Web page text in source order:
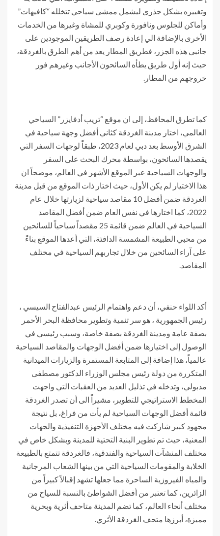
وتغييره بشكل جذرى ليشمل ممشى سياحي تتخلله “كافيهات”
وأماكن للجلوس ونافورة وكوبري للمشاة وغيرها من الخدمات
الأخرى بالإضافة الي إعادة رصف الطريقين الموجودين على
جانبى هذه الجزر، فطريق المطار يعد من أهم الطرق بالغردقة،
حيث إنه أول طريق يطأه السائحون الأجانب وغيرهم فور
خروجهم من المطار.
كما تطرق المحافظ، إلى ان موقع “تريب أدفايزر” السياحي
العالمي، اختار مدينة الغردقة كثاني أفضل وجهة سياحية في
الشرق الأوسط بعد دبي لعام 2023، طبقاً لوجهات السفر التي
يقصدها السائحون، بواسطة محرك البحث على السفر
والوجهات السياحية عبر الموقع الأشهر في العالم، موضحاً ان
هذا الاختيار لم يكن الأول، حيث اختار ذات الموقع من قبل مدينة
الغردقة ضمن أفضل 10 مقاصد سياحية لزيارتها خلال عام
2022، كما اختارها في نفس العام ضمن أفضل المقاصد
السياحية في العالم ضمن قائمة 25 مقصداً سياحياً للسائحين
من محبي الطبيعة المشمسة الدافئة، التي أعدها الموقع بناءً
على آراء السائحين من خلال تجاربهم السياحية في مختلف
المقاصد.
أكد اللواء حنفي، أن دعم واهتمام الرئيس عبدالفتاح السيسي ،
رئيس الجمهورية ، هو سر تنمية وتطوير محافظة البحر الأحمر
بصفة عامة ومدينة الغردقة بصفة خاصة، وسبب رئيسي في
الوصول إلى اختيارها ضمن أفضل الوجهات والمقاصد السياحية
عالمياً، هذا إضافة إلى المتابعة المستمرة والزيارات الميدانية
المتكررة من دولة رئيس مجلس الوزراء الدكتور مصطفى
مدبولي، وتدخله في تذليل العديد من العقبات التي واجهت
المخطط الاستراتيجي للتطوير، مشيراً الى أن تصدر الغردقة
قائمة أفضل الوجهات السياحية لم يأت من فراغ، بل نتيجة
مجهود كبير شاركت فيه مختلف الأجهزة التنفيذية والجهات
المعنية، حيث تم تطوير البنية التحتية للمدينة وبشكل خاص في
مختلف المنشآت السياحية والفندقية، فالغردقة تتمتع بالطبيعة
الخلابة والمقومات السياحية التي من بينها الشعاب المرجانية
والمياه الفيروزية الساحرة مما جعلها تشهد إقبالاً كبيراً من
الزائرين، كما تعتبر من أفضل الشواطئ بالنسبة للسياح من
مختلف أنحاء العالم، كما تضم المدينة متاحف أثرية وبحرية
مميزة، أبرزها متحف الغردقة الأثري.